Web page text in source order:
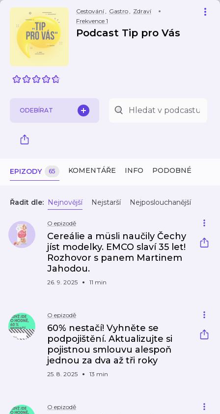
Cestování, Gastro, Zdraví
Frekvence 1
Podcast Tip pro Vás
ODEBÍRAT
EPIZODY 65 KOMENTÁŘE INFO PODOBNÉ
Řadit dle: Nejnovější Nejstarší Nejposlouchanější
O epizodě
Cereálie a müsli naučily Čechy
jíst modelky. EMCO slaví 35 let!
Rozhovor s panem Martinem
Jahodou.
26. 9. 2025 11 min
O epizodě
60% nestačí! Vyhněte se
podpojištění. Aktualizujte si
pojistnou smlouvu alespoň
jednou za dva až tři roky
25. 8. 2025 13 min
O epizodě